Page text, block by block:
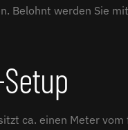
Belohnt werden Sie
ca. einen Meter